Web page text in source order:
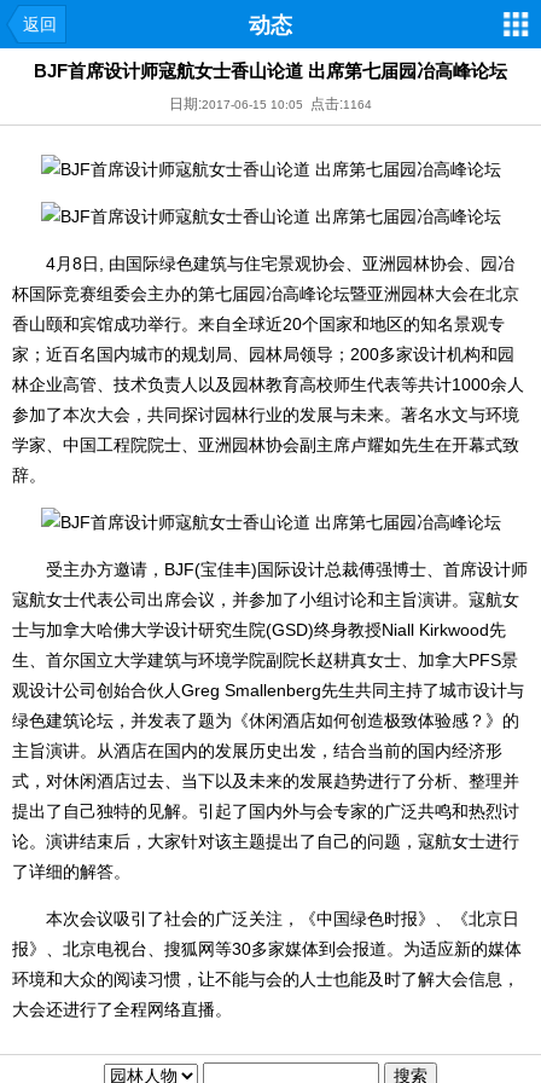
返回 动态
BJF首席设计师寇航女士香山论道 出席第七届园冶高峰论坛
日期:2017-06-15 10:05 点击:1164
4月8日, 由国际绿色建筑与住宅景观协会、亚洲园林协会、园冶
杯国际竞赛组委会主办的第七届园冶高峰论坛暨亚洲园林大会在北京
香山颐和宾馆成功举行。来自全球近20个国家和地区的知名景观专
家；近百名国内城市的规划局、园林局领导；200多家设计机构和园
林企业高管、技术负责人以及园林教育高校师生代表等共计1000余人
参加了本次大会，共同探讨园林行业的发展与未来。著名水文与环境
学家、中国工程院院士、亚洲园林协会副主席卢耀如先生在开幕式致
辞。
受主办方邀请，BJF(宝佳丰)国际设计总裁傅强博士、首席设计师
寇航女士代表公司出席会议，并参加了小组讨论和主旨演讲。寇航女
士与加拿大哈佛大学设计研究生院(GSD)终身教授Niall Kirkwood先
生、首尔国立大学建筑与环境学院副院长赵耕真女士、加拿大PFS景
观设计公司创始合伙人Greg Smallenberg先生共同主持了城市设计与
绿色建筑论坛，并发表了题为《休闲酒店如何创造极致体验感？》的
主旨演讲。从酒店在国内的发展历史出发，结合当前的国内经济形
式，对休闲酒店过去、当下以及未来的发展趋势进行了分析、整理并
提出了自己独特的见解。引起了国内外与会专家的广泛共鸣和热烈讨
论。演讲结束后，大家针对该主题提出了自己的问题，寇航女士进行
了详细的解答。
本次会议吸引了社会的广泛关注，《中国绿色时报》、《北京日
报》、北京电视台、搜狐网等30多家媒体到会报道。为适应新的媒体
环境和大众的阅读习惯，让不能与会的人士也能及时了解大会信息，
大会还进行了全程网络直播。